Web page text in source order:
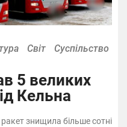
Світ Суспільство
5 великих
Кельна
знищила більше сотні